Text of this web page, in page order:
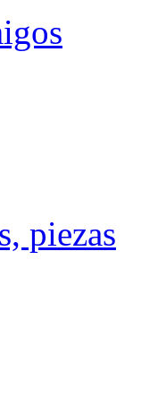
piezas